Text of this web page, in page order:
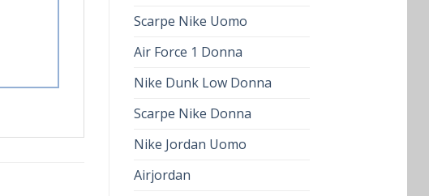
Scarpe Nike Uomo
Air Force 1 Donna
Nike Dunk Low Donna
Scarpe Nike Donna
Nike Jordan Uomo
Airjordan